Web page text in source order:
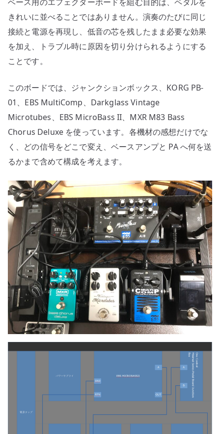
順、
電
源、
DI、
り
け
へ
の
きれいに並べることではありません。演奏のたびに同じ
接続と電源を再現し、低音の芯を残したまま必要な効果
を加え、トラブル時に原因を切り分けられるようにする
ことです。
このボードでは、ジャンクションボックス、KORG PB-
01、EBS MultiComp、Darkglass Vintage
Microtubes、EBS MicroBass II、MXR M83 Bass
Chorus Deluxe を使っています。各機材の感想だけでな
く、どの信号をどこで変え、ベースアンプと PA へ何を送
るかまで含めて構成を考えます。